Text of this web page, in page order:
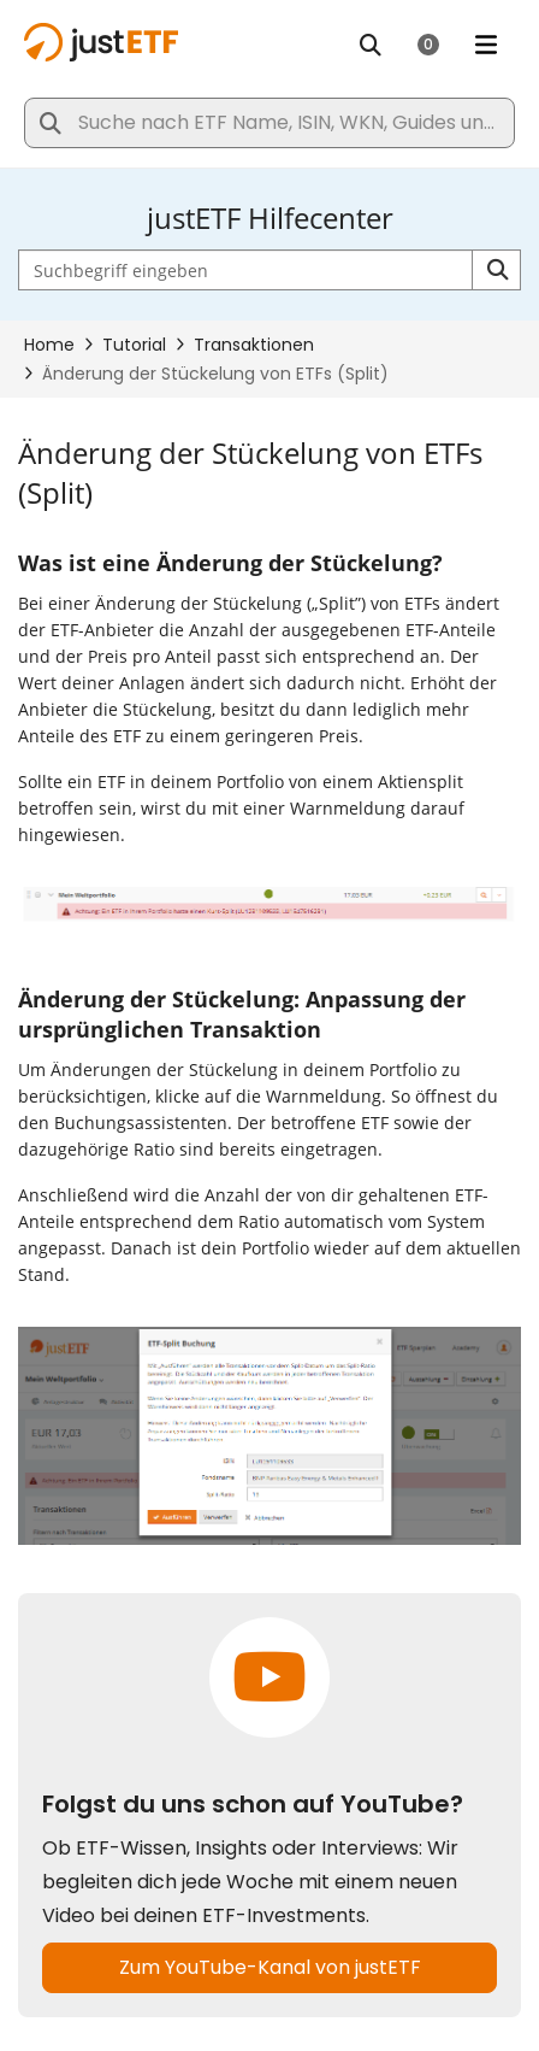
justETF Hilfecenter
Änderung der Stückelung von ETFs
(Split)
Was ist eine Änderung der Stückelung?
Bei einer Änderung der Stückelung („Split”) von ETFs ändert
der ETF-Anbieter die Anzahl der ausgegebenen ETF-Anteile
und der Preis pro Anteil passt sich entsprechend an. Der
Wert deiner Anlagen ändert sich dadurch nicht. Erhöht der
Anbieter die Stückelung, besitzt du dann lediglich mehr
Anteile des ETF zu einem geringeren Preis.
Sollte ein ETF in deinem Portfolio von einem Aktiensplit
betroffen sein, wirst du mit einer Warnmeldung darauf
hingewiesen.
Änderung der Stückelung: Anpassung der
ursprünglichen Transaktion
Um Änderungen der Stückelung in deinem Portfolio zu
berücksichtigen, klicke auf die Warnmeldung. So öffnest du
den Buchungsassistenten. Der betroffene ETF sowie der
dazugehörige Ratio sind bereits eingetragen.
Anschließend wird die Anzahl der von dir gehaltenen ETF-
Anteile entsprechend dem Ratio automatisch vom System
angepasst. Danach ist dein Portfolio wieder auf dem aktuellen
Stand.